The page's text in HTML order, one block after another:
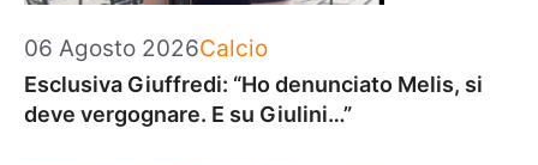
06 Agosto 2026Categorie
Calcio
Esclusiva Giuffredi: “Ho denunciato Melis, si
deve vergognare. E su Giulini…”